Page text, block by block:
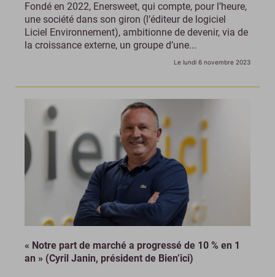
Fondé en 2022, Enersweet, qui compte, pour l’heure,
une société dans son giron (l’éditeur de logiciel
Liciel Environnement), ambitionne de devenir, via de
la croissance externe, un groupe d’une...
Le lundi 6 novembre 2023
« Notre part de marché a progressé de 10 % en 1
an » (Cyril Janin, président de Bien’ici)